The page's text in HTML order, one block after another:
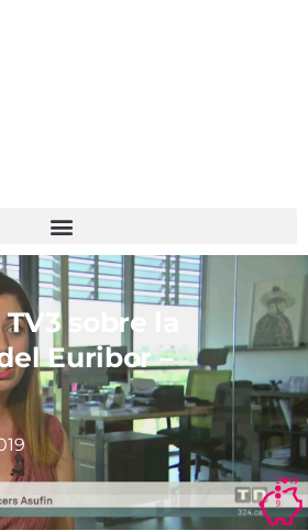
sobre la
Euribor –